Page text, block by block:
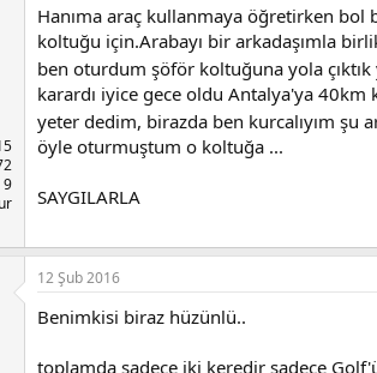
9
Hanıma araç kullanmaya öğretirken
koltuğu için.Arabayı bir arkadaşımla
ben oturdum şöför koltuğuna yola
karardı iyice gece oldu Antalya'ya
yeter dedim, birazda ben kurcalıyım şu
öyle oturmuştum o koltuğa ...
SAYGILARLA
12 Şub 2016
Benimkisi biraz hüzünlü..
toplamda sadece iki keredir sadece